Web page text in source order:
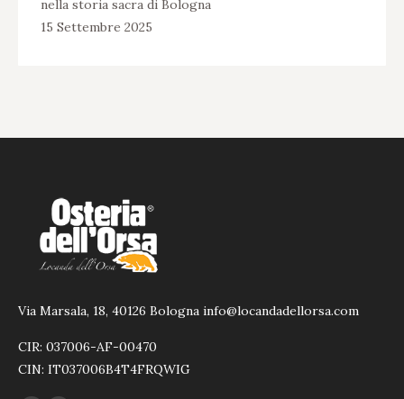
nella storia sacra di Bologna
15 Settembre 2025
Via Marsala, 18, 40126 Bologna info@locandadellorsa.com
CIR: 037006-AF-00470
CIN: IT037006B4T4FRQWIG